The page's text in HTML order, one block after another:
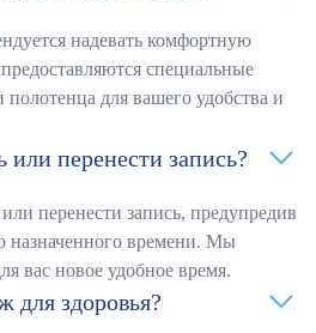
надевать комфортную
специальные
для вашего удобства и
перенести запись?
перенести запись, предупредив
назначенного времени. Мы
вас новое удобное время.
для здоровья?